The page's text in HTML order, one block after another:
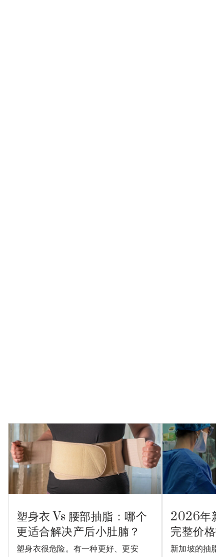
塑身衣 Vs 腰部抽脂：哪个
更适合解决产后小肚腩？
塑身衣很危险。有一种更好、更安
2026年新
完整价格
新加坡的抽脂